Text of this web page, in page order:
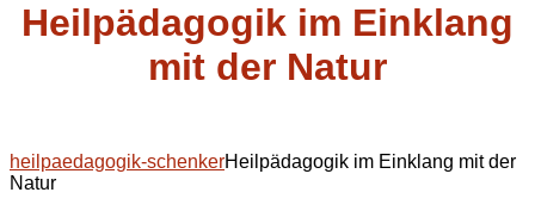
Heilpädagogik im Einklang
mit der Natur
heilpaedagogik-schenkerHeilpädagogik im Einklang mit der
Natur